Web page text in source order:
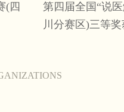
(四
第四届全国“说
川分赛区)三等